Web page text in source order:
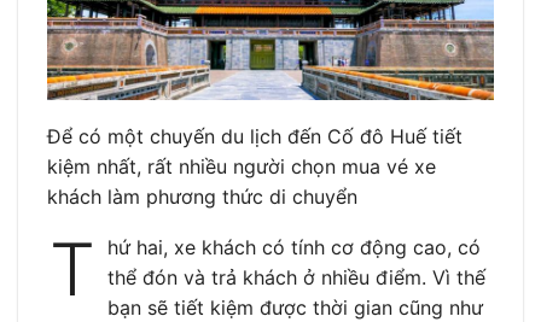
Để có một chuyến du lịch đến Cố đô Huế tiết
kiệm nhất, rất nhiều người chọn mua vé xe
khách làm phương thức di chuyển
T
hứ hai, xe khách có tính cơ động cao, có
thể đón và trả khách ở nhiều điểm. Vì thế
bạn sẽ tiết kiệm được thời gian cũng như